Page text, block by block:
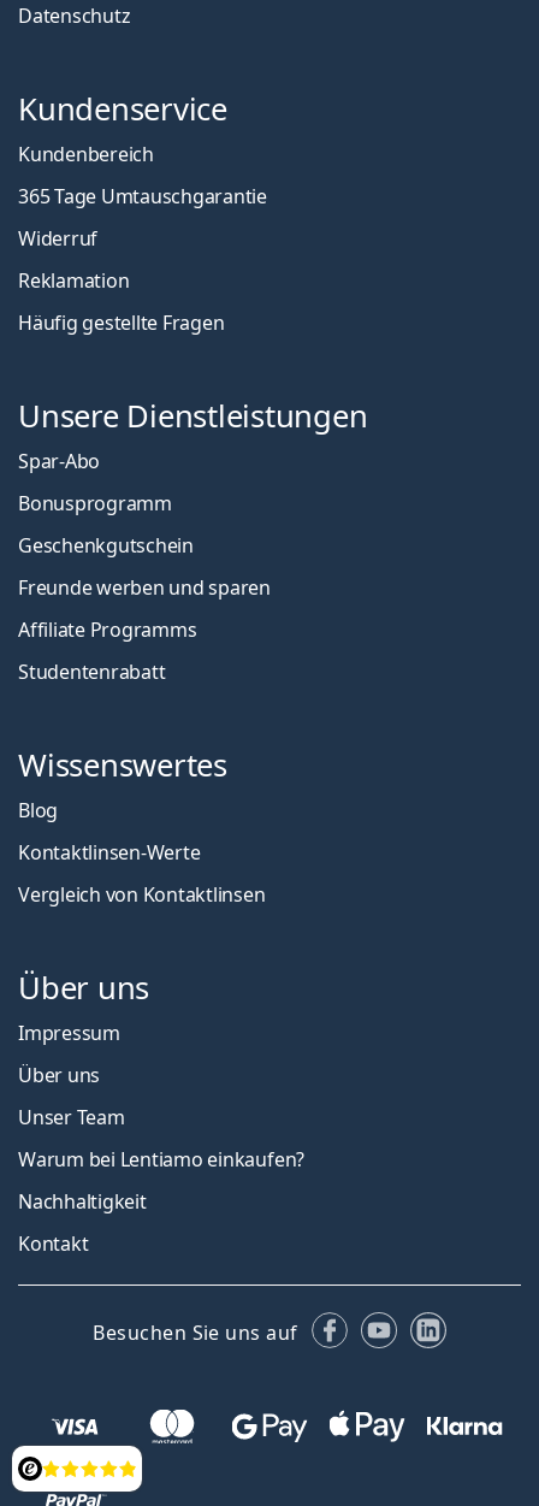
Bewertung
Datenschutz
Kundenservice
Kundenbereich
365 Tage Umtauschgarantie
Widerruf
Reklamation
Häufig gestellte Fragen
Unsere Dienstleistungen
Spar-Abo
Bonusprogramm
Geschenkgutschein
Freunde werben und sparen
Affiliate Programms
Studentenrabatt
Wissenswertes
Blog
Kontaktlinsen-Werte
Vergleich von Kontaktlinsen
Über uns
Impressum
Über uns
Unser Team
Warum bei Lentiamo einkaufen?
Nachhaltigkeit
Kontakt
Besuchen Sie uns auf Facebook
YouTubeLinkedIn